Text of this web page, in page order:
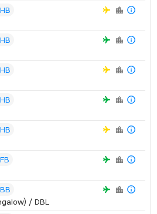
HB
HB
HB
HB
HB
FB
BB
/ DBL